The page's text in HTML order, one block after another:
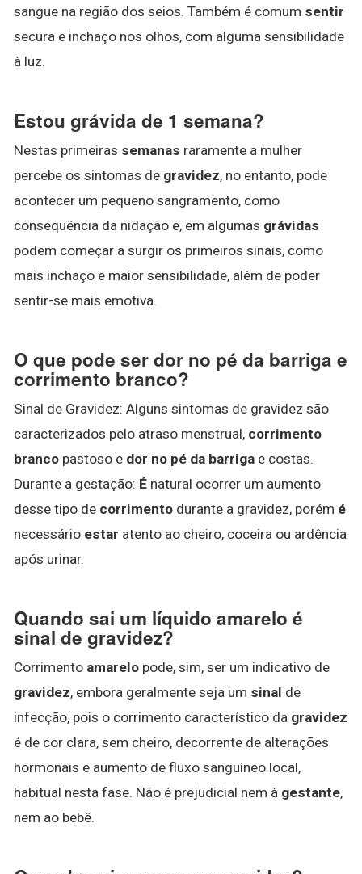
sangue na região dos seios. Também é comum sentir
secura e inchaço nos olhos, com alguma sensibilidade
à luz.
Estou grávida de 1 semana?
Nestas primeiras semanas raramente a mulher
percebe os sintomas de gravidez, no entanto, pode
acontecer um pequeno sangramento, como
consequência da nidação e, em algumas grávidas
podem começar a surgir os primeiros sinais, como
mais inchaço e maior sensibilidade, além de poder
sentir-se mais emotiva.
O que pode ser dor no pé da barriga e
corrimento branco?
Sinal de Gravidez: Alguns sintomas de gravidez são
caracterizados pelo atraso menstrual, corrimento
branco pastoso e dor no pé da barriga e costas.
Durante a gestação: É natural ocorrer um aumento
desse tipo de corrimento durante a gravidez, porém é
necessário estar atento ao cheiro, coceira ou ardência
após urinar.
Quando sai um líquido amarelo é
sinal de gravidez?
Corrimento amarelo pode, sim, ser um indicativo de
gravidez, embora geralmente seja um sinal de
infecção, pois o corrimento característico da gravidez
é de cor clara, sem cheiro, decorrente de alterações
hormonais e aumento de fluxo sanguíneo local,
habitual nesta fase. Não é prejudicial nem à gestante,
nem ao bebê.